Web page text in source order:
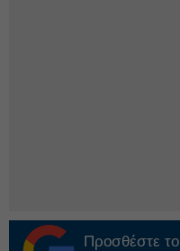
Προσθέστε το